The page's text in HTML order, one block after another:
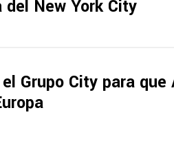
New York City
Grupo City para